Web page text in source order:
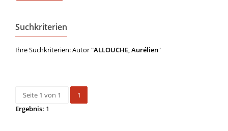
Suchkriterien
Ihre Suchkriterien: Autor "ALLOUCHE, Aurélien"
Seite 1 von 1
1
Ergebnis: 1